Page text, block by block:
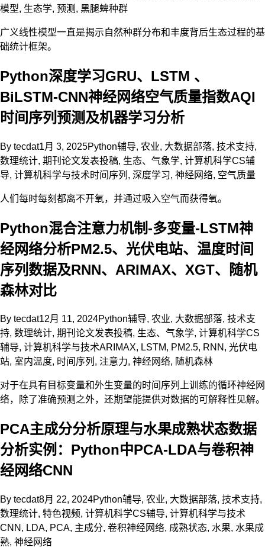
模型, 生态学, 预测 , 黑腿蜱种群
广义线性模型一直是揭示自然种群分布和丰度背后生态过程的基
础统计框架。
Python深度学习GRU、LSTM 、
BiLSTM-CNN神经网络空气质量指数AQI
时间序列预测及机器学习分析
By tecdat1月 3, 2025Python辅导, 农业, 大数据部落, 技术支持,
数理统计, 期刊论文发表投稿, 生态、气象学, 计算机科学CS辅
导, 计算机科学与技术时间序列 , 深度学习, 神经网络, 空气质量
人们每时每刻都离不开氧，并通过吸入空气而获得氧。
Python混合注意力机制-多变量-LSTM神
经网络分析PM2.5、光伏电站、温度时间
序列数据及RNN、ARIMAX、XGT、随机
森林对比
By tecdat12月 11, 2024Python辅导, 农业, 大数据部落, 技术支
持, 数理统计, 期刊论文发表投稿, 生态、气象学, 计算机科学CS
辅导, 计算机科学与技术ARIMAX, LSTM, PM2.5, RNN , 光伏电
站, 室内温度, 时间序列 , 注意力, 神经网络, 随机森林
对于在具有目标变量和外生变量的时间序列上训练的循环神经网
络，除了准确预测之外，还期望能提供对数据的可解释性见解。
PCA主成分分析原理与水果成熟状态数据
分析实例：Python中PCA-LDA与卷积神
经网络CNN
By tecdat8月 22, 2024Python辅导, 农业, 大数据部落, 技术支持,
数理统计, 特色视频, 计算机科学CS辅导, 计算机科学与技术
CNN , LDA, PCA, 主成分, 卷积神经网络, 成熟状态, 水果, 水果成
熟, 神经网络